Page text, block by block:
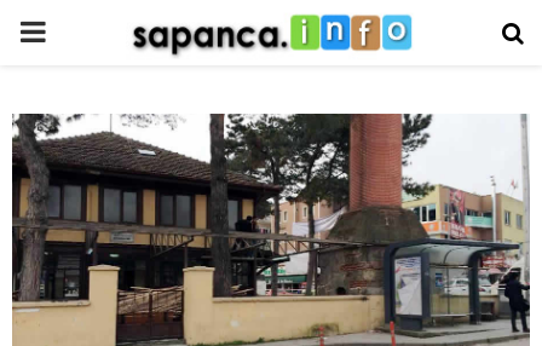
PRIMARY